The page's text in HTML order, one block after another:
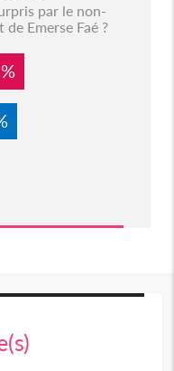
par le non-
Emerse Faé ?